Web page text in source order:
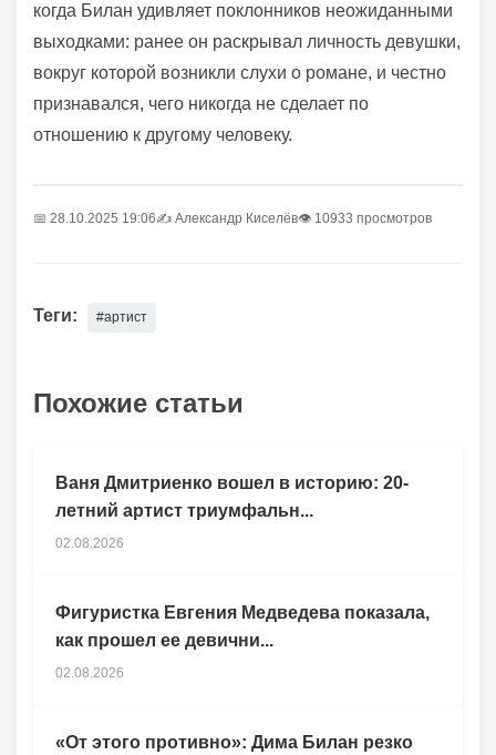
когда Билан удивляет поклонников неожиданными
выходками: ранее он раскрывал личность девушки,
вокруг которой возникли слухи о романе, и честно
признавался, чего никогда не сделает по
отношению к другому человеку.
📅 28.10.2025 19:06✍️ Александр Киселёв👁 10933 просмотров
Теги: #артист
Похожие статьи
Ваня Дмитриенко вошел в историю: 20-
летний артист триумфальн...
02.08.2026
Фигуристка Евгения Медведева показала,
как прошел ее девични...
02.08.2026
«От этого противно»: Дима Билан резко